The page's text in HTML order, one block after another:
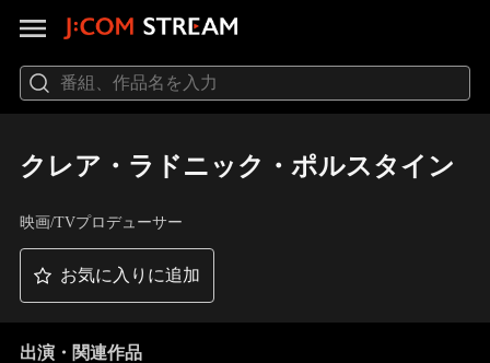
クレア・ラドニック・ポルスタイン
映画/TVプロデューサー
お気に入りに追加
出演・関連作品